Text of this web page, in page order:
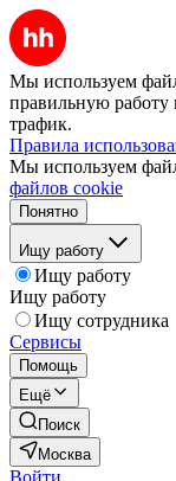
Мы используем
правильную работу
трафик.
Правила
Мы используем
файлов cookie
Понятно
Ищу работу
Ищу работу
Ищу работу
Ищу сотрудника
Сервисы
Помощь
Ещё
Поиск
Москва
Войти